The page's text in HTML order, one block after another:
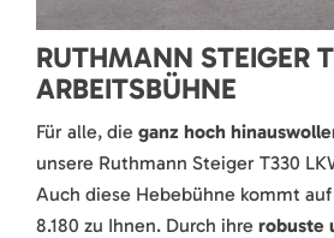
RUTHMANN STEIGER
ARBEITSBÜHNE
Für alle, die ganz hoch
unsere Ruthmann Steiger T330
Auch diese Hebebühne kommt
8.180 zu Ihnen. Durch ihre robuste